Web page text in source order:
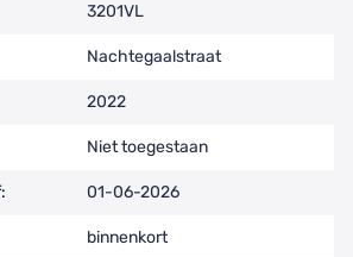
3201VL
Nachtegaalstraat
2022
Niet toegestaan
01-06-2026
binnenkort